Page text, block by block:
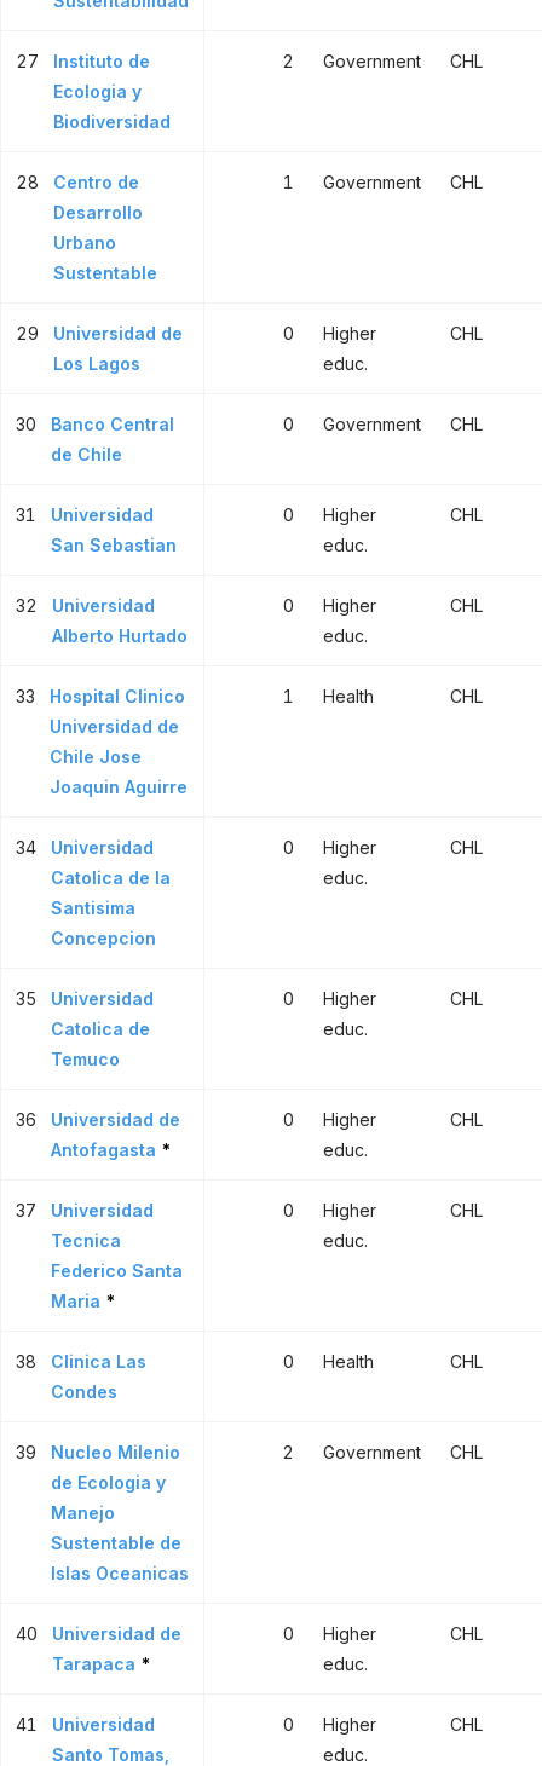
27
Instituto de
Ecologia y
Biodiversidad
2 Government CHL
28
Centro de
Desarrollo
Urbano
Sustentable
1 Government CHL
29
Universidad de
Los Lagos
0
Higher
educ.
CHL
30
Banco Central
de Chile
0 Government CHL
31
Universidad
San Sebastian
0
Higher
educ.
CHL
32
Universidad
Alberto Hurtado
0
Higher
educ.
CHL
33
Hospital Clinico
Universidad de
Chile Jose
Joaquin Aguirre
1 Health CHL
34
Universidad
Catolica de la
Santisima
Concepcion
0
Higher
educ.
CHL
35
Universidad
Catolica de
Temuco
0
Higher
educ.
CHL
36
Universidad de
Antofagasta *
0
Higher
educ.
CHL
37
Universidad
Tecnica
Federico Santa
Maria *
0
Higher
educ.
CHL
38
Clinica Las
Condes
0 Health CHL
39
Nucleo Milenio
de Ecologia y
Manejo
Sustentable de
Islas Oceanicas
2 Government CHL
40
Universidad de
Tarapaca *
0
Higher
educ.
CHL
41
Universidad
Santo Tomas,
0
Higher
educ.
CHL